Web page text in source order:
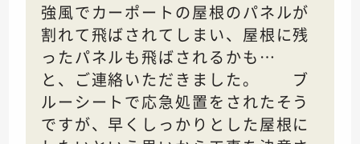
強風でカーポートの屋根のパネルが
割れて飛ばされてしまい、屋根に残
ったパネルも飛ばされるかも…
と、ご連絡いただきました。 ブ
ルーシートで応急処置をされたそう
ですが、早くしっかりとした屋根に